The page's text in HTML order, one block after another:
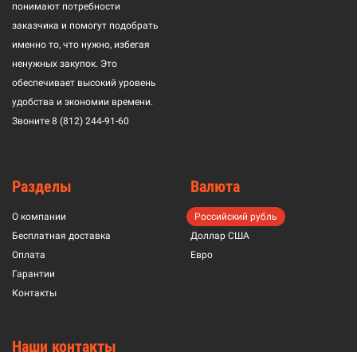
понимают потребности
заказчика и помогут подобрать
именно то, что нужно, избегая
ненужных закупок. Это
обеспечивает высокий уровень
удобства и экономии времени.
Звоните 8 (812) 244-91-60
Разделы
О компании
Бесплатная доставка
Оплата
Гарантии
Контакты
Валюта
Российский рубль
Доллар США
Евро
Наши контакты